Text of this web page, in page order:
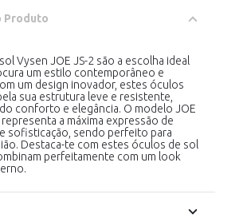
Produto
Vysen JOE JS-2 são a escolha ideal
um estilo contemporâneo e
um design inovador, estes óculos
sua estrutura leve e resistente,
conforto e elegância. O modelo JOE
representa a máxima expressão de
sofisticação, sendo perfeito para
Destaca-te com estes óculos de sol
perfeitamente com um look